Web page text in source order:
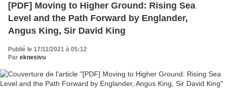
[PDF] Moving to Higher Ground: Rising Sea
Level and the Path Forward by Englander,
Angus King, Sir David King
Publié le 17/11/2021 à 05:12
Par eknesivu